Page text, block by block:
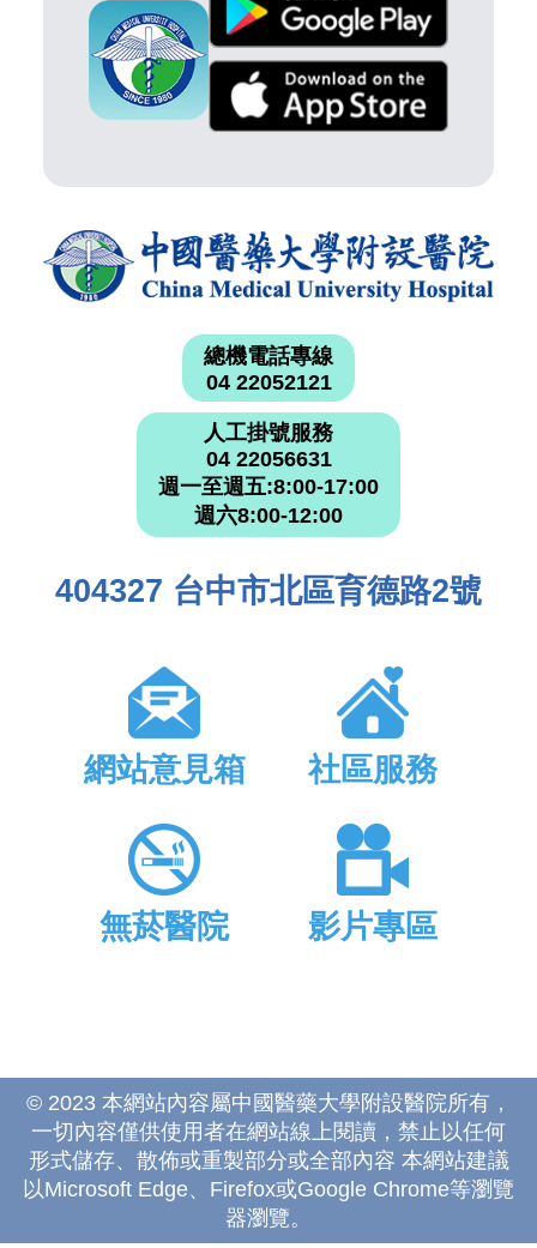
總機電話專線
04 22052121
人工掛號服務
04 22056631
週一至週五:8:00-17:00
週六8:00-12:00
404327 台中市北區育德路2號
網站意見箱 社區服務
無菸醫院 影片專區
© 2023 本網站內容屬中國醫藥大學附設醫院所有，
一切內容僅供使用者在網站線上閱讀，禁止以任何
形式儲存、散佈或重製部分或全部內容 本網站建議
以Microsoft Edge、Firefox或Google Chrome等瀏覽
器瀏覽。